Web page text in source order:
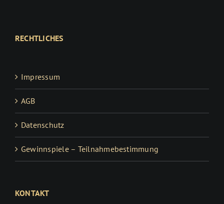
RECHTLICHES
Impressum
AGB
Datenschutz
Gewinnspiele – Teilnahmebestimmung
KONTAKT